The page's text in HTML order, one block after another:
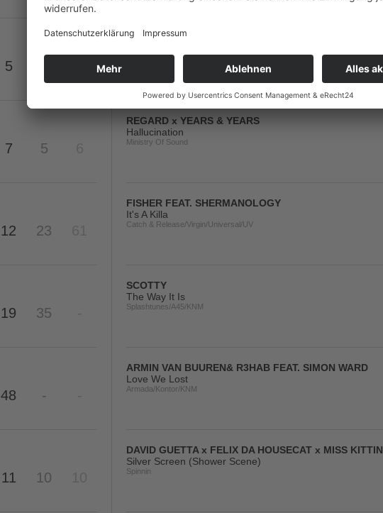
5
FISHER
Catch & Release/Virgin/Universal/UV
7 5
REGARD x YEARS & YEARS
Hallucination
Ministry Of Sound
12 23
FISHER FEAT. SHERMANOLOGY
It's A Killa
Catch & Release/Virgin/Universal/UV
19 35
SCOTTY
The Way It Is
Splashtunes/A45/KNM
48 -
ARMIN VAN BUUREN& R3HAB FEAT. SIMON WARD
Love We Lost
Armada/Kontor/KNM
11 10
DAVID GUETTA x FELIX DA HOUSECAT x MISS KITTIN
Silver Screen (Shower Scene)
Spinnin